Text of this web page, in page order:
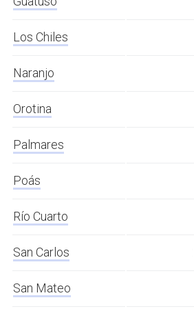
Los Chiles
Naranjo
Orotina
Palmares
Poás
Río Cuarto
San Carlos
San Mateo